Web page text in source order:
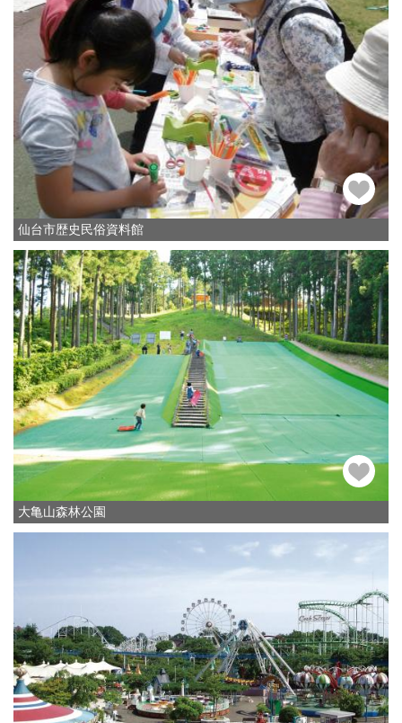
仙台市歴史民俗資料館
大亀山森林公園